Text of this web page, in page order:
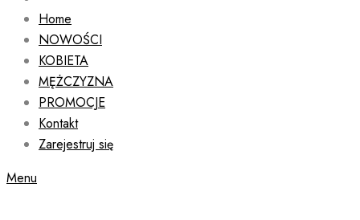
Home
NOWOŚCI
KOBIETA
MĘŻCZYZNA
PROMOCJE
Kontakt
Zarejestruj się
Menu